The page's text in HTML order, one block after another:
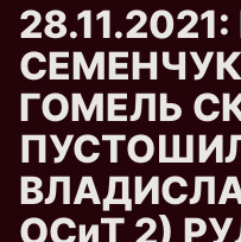
28.11.2021:
ГОМЕЛЬ
ОСиТ 2)